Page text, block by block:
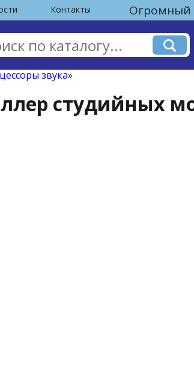
Контакты Огромный
звука»
студийных